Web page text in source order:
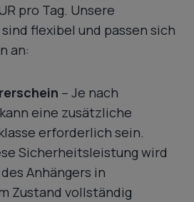
pro Tag. Unsere
flexibel und passen sich
an:
– Je nach
eine zusätzliche
erforderlich sein.
Sicherheitsleistung wird
Anhängers in
Zustand vollständig